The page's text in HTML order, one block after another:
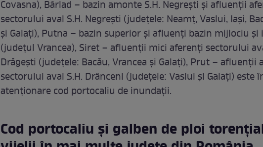
Covasna), Bârlad – bazin amonte S.H. Negreşti şi afluenţii
sectorului aval S.H. Negreşti (judeţele: Neamţ, Vaslui, Iaşi,
şi Galaţi), Putna – bazin superior şi afluenţi bazin mijlociu
(judeţul Vrancea), Siret – afluenţii mici aferenţi sectorului
Drăgeşti (judeţele: Bacău, Vrancea şi Galaţi), Prut – afluenţii
sectorului aval S.H. Drânceni (judeţele: Vaslui şi Galaţi) este
atenționare cod portocaliu de inundații.
Cod portocaliu și galben de ploi